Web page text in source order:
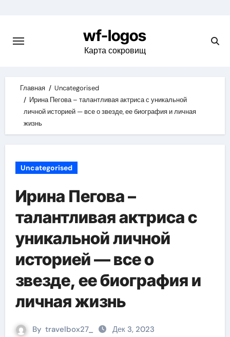
content
wf-logos
Карта сокровищ
Главная
Uncategorised
Ирина Пегова – талантливая актриса с уникальной
личной историей — все о звезде, ее биография и личная
жизнь
Uncategorised
Ирина Пегова –
талантливая актриса с
уникальной личной
историей — все о
звезде, ее биография и
личная жизнь
By travelbox27_ Дек 3, 2023